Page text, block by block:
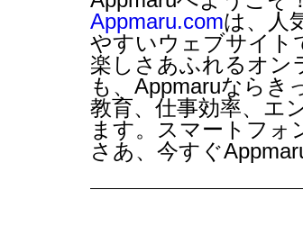
Appmaru.comは、人
やすいウェブサイト
楽しさあふれるオン
も、Appmaruならき
教育、仕事効率、エ
ます。スマートフ
さあ、今すぐ